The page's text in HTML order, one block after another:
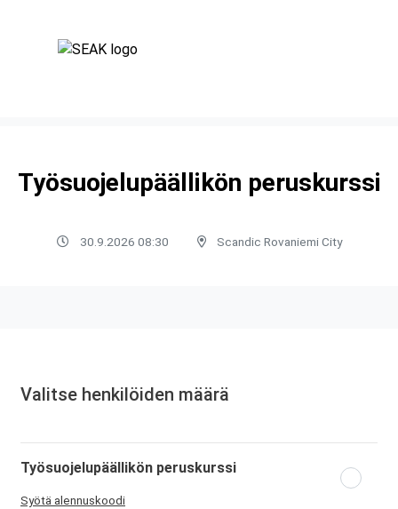
Työsuojelupäällikön peruskurssi
30.9.2026 08:30 Scandic Rovaniemi City
Valitse henkilöiden määrä
Työsuojelupäällikön peruskurssi
Syötä alennuskoodi